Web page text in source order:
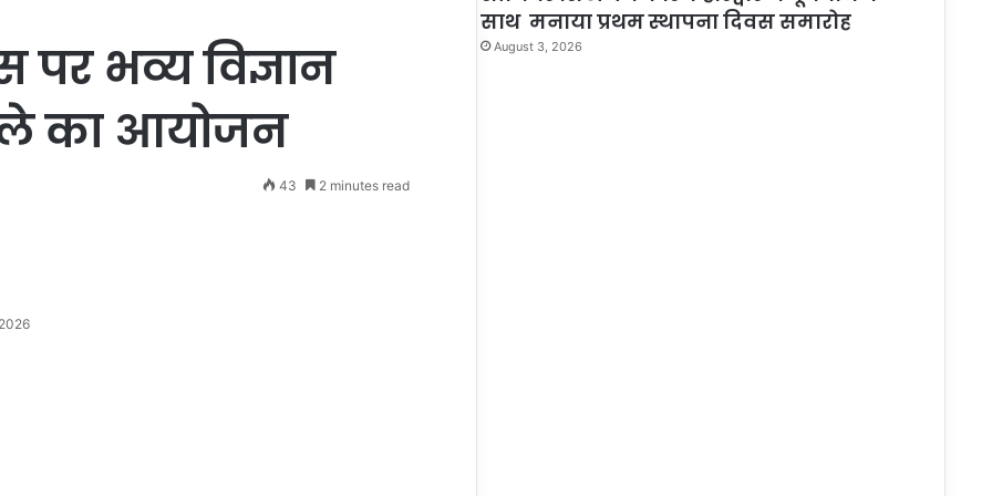
पर भव्य विज्ञान
का आयोजन
43 2 minutes read
साथ मनाया प्रथम स्थापना दिवस समारोह
August 3, 2026